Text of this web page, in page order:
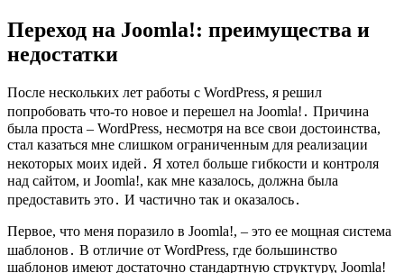
Переход на Joomla!: преимущества и
недостатки
После нескольких лет работы с WordPress, я решил
попробовать что-то новое и перешел на Joomla!․ Причина
была проста – WordPress, несмотря на все свои достоинства,
стал казаться мне слишком ограниченным для реализации
некоторых моих идей․ Я хотел больше гибкости и контроля
над сайтом, и Joomla!, как мне казалось, должна была
предоставить это․ И частично так и оказалось․
Первое, что меня поразило в Joomla!, – это ее мощная система
шаблонов․ В отличие от WordPress, где большинство
шаблонов имеют достаточно стандартную структуру, Joomla!